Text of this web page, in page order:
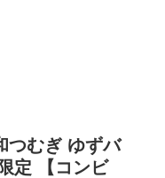
つむぎ ゆずバ
定 【コンビ